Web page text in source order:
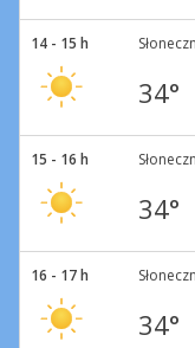
14 - 15 h
34°
15 - 16 h
34°
16 - 17 h
34°